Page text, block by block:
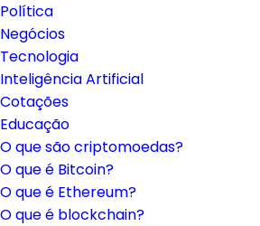
Política
Negócios
Tecnologia
Inteligência Artificial
Cotações
Educação
O que são criptomoedas?
O que é Bitcoin?
O que é Ethereum?
O que é blockchain?